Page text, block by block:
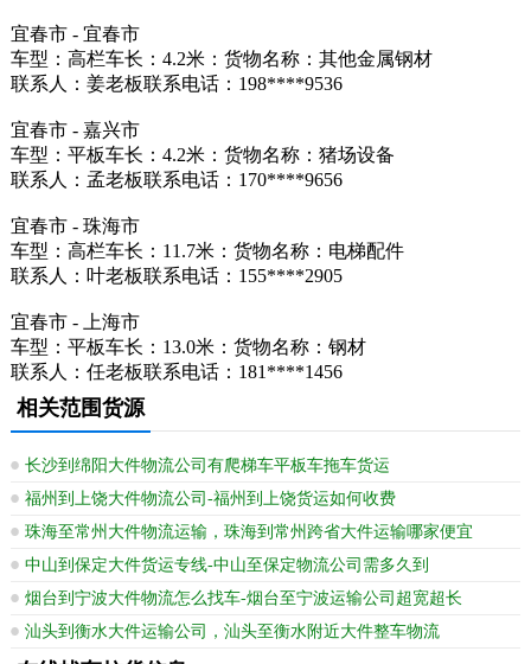
宜春市 - 宜春市
车型：高栏车长：4.2米：货物名称：其他金属钢材
联系人：姜老板联系电话：198****9536
宜春市 - 嘉兴市
车型：平板车长：4.2米：货物名称：猪场设备
联系人：孟老板联系电话：170****9656
宜春市 - 珠海市
车型：高栏车长：11.7米：货物名称：电梯配件
联系人：叶老板联系电话：155****2905
宜春市 - 上海市
车型：平板车长：13.0米：货物名称：钢材
联系人：任老板联系电话：181****1456
相关范围货源
长沙到绵阳大件物流公司有爬梯车平板车拖车货运
福州到上饶大件物流公司-福州到上饶货运如何收费
珠海至常州大件物流运输，珠海到常州跨省大件运输哪家便宜
中山到保定大件货运专线-中山至保定物流公司需多久到
烟台到宁波大件物流怎么找车-烟台至宁波运输公司超宽超长
汕头到衡水大件运输公司，汕头至衡水附近大件整车物流